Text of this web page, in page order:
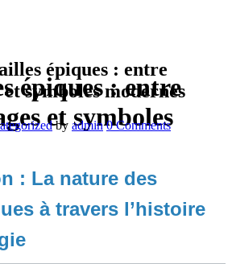
épiques : entre
et symboles
épiques : entre
symboles modernes
by admin 0 Comments
: La nature des
à travers l’histoire